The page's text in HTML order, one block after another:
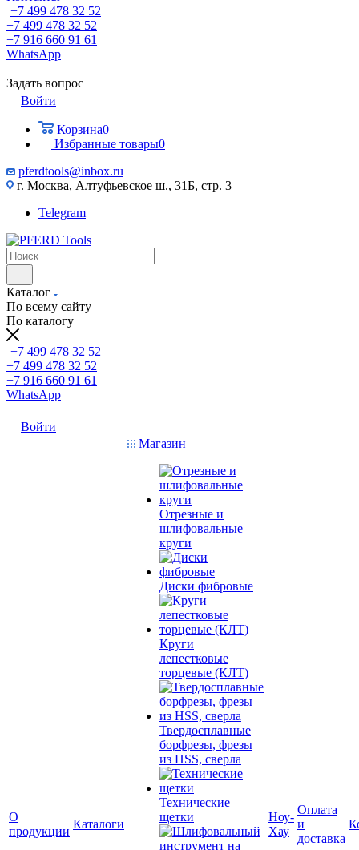
+7 499 478 32 52
+7 499 478 32 52
+7 916 660 91 61
WhatsApp
Задать вопрос
Войти
Корзина0
Избранные товары0
pferdtools@inbox.ru
г. Москва, Алтуфьевское ш., 31Б, стр. 3
Telegram
Каталог
По всему сайту
По каталогу
+7 499 478 32 52
+7 499 478 32 52
+7 916 660 91 61
WhatsApp
Войти
О
продукции
Каталоги
Магазин
Отрезные и
шлифовальные
круги
Диски фибровые
Круги
лепестковые
торцевые (КЛТ)
Твердосплавные
борфрезы, фрезы
из HSS, сверла
Технические
щетки
Ноу-
Хау
Оплата
и
доставка